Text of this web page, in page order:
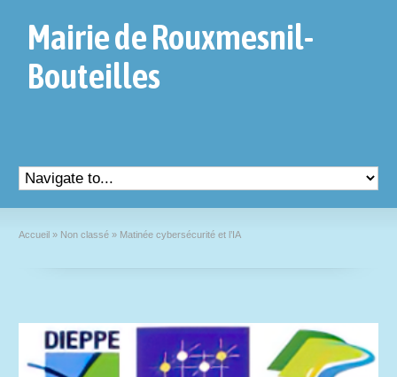
Mairie de Rouxmesnil-
Bouteilles
Accueil » Non classé » Matinée cybersécurité et l’IA